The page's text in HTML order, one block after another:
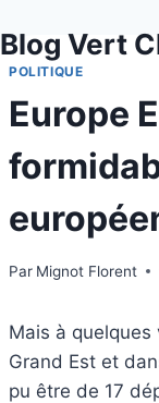
au
contenu
Blog Vert
POLITIQUE
Europe
Par Mignot Florent
Mais à
Grand Est et
pu être de 17